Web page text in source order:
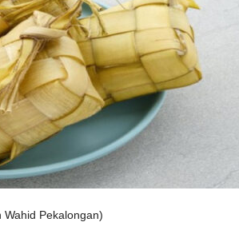
Pekalongan)